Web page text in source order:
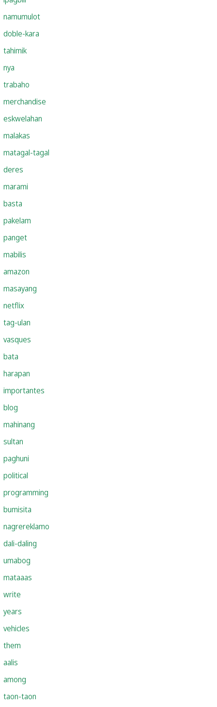
namumulot
doble-kara
tahimik
nya
trabaho
merchandise
eskwelahan
malakas
matagal-tagal
deres
marami
basta
pakelam
panget
mabilis
amazon
masayang
netflix
tag-ulan
vasques
bata
harapan
importantes
blog
mahinang
sultan
paghuni
political
programming
bumisita
nagrereklamo
dali-daling
umabog
mataaas
write
years
vehicles
them
aalis
among
taon-taon